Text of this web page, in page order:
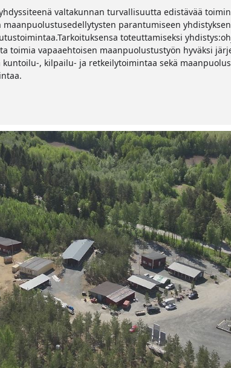
valtakunnan turvallisuutta edistävää
parantumiseen
toteuttamiseksi
toimia vapaaehtoisen maanpuolustustyön hyväksi
, kilpailu- ja retkeilytoimintaa sekä